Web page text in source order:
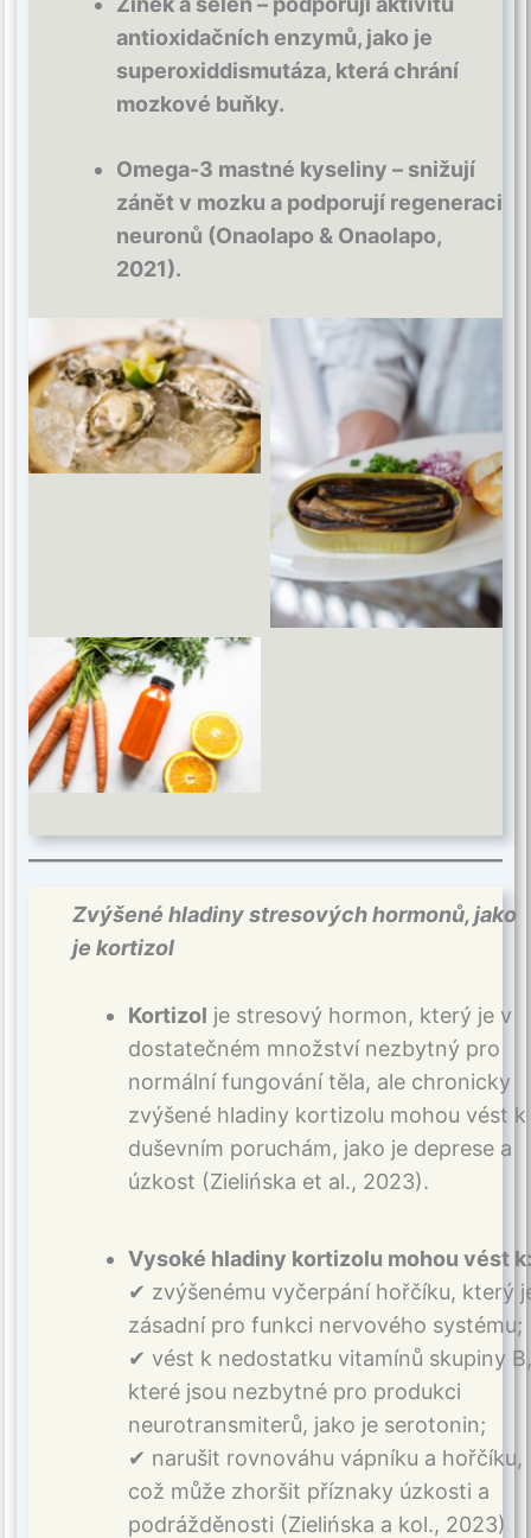
antioxidačních enzymů, jako je
superoxiddismutáza, která chrání
mozkové buňky.
Omega-3 mastné kyseliny – snižují
zánět v mozku a podporují regeneraci
neuronů (Onaolapo & Onaolapo,
2021).
Zinc and selenium
Omega-3 fatty acids
Antioxidant vitamins
Zvýšené hladiny stresových hormonů, jako
je kortizol
Kortizol je stresový hormon, který je v
dostatečném množství nezbytný pro
normální fungování těla, ale chronicky
zvýšené hladiny kortizolu mohou vést k
duševním poruchám, jako je deprese a
úzkost (Zielińska et al., 2023).
Vysoké hladiny kortizolu mohou vést k:
✔ zvýšenému vyčerpání hořčíku, který
zásadní pro funkci nervového systému;
✔ vést k nedostatku vitamínů skupiny B,
které jsou nezbytné pro produkci
neurotransmiterů, jako je serotonin;
✔ narušit rovnováhu vápníku a hořčíku,
což může zhoršit příznaky úzkosti a
podrážděnosti (Zielińska a kol., 2023)